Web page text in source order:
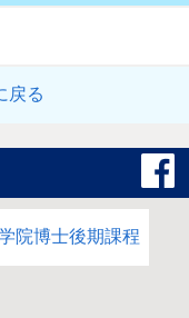
戻る
院博士後期課程